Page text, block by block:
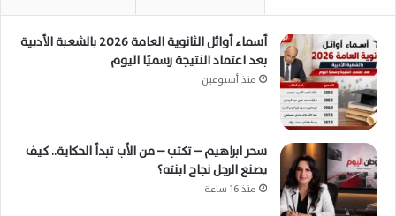
أسماء أوائل الثانوية العامة 2026 بالشعبة الأدبية
بعد اعتماد النتيجة رسميًا اليوم
منذ أسبوعين
سحر ابراهيم – تكتب – من الأب تبدأ الحكاية.. كيف
يصنع الرجل نجاح ابنته؟
منذ 16 ساعة